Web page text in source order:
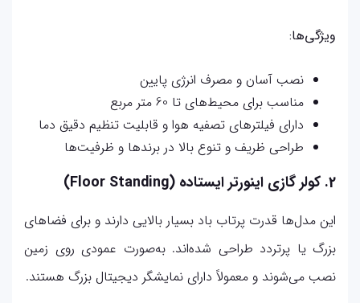
ویژگی‌ها:
نصب آسان و مصرف انرژی پایین
مناسب برای محیط‌های تا 60 متر مربع
دارای فیلترهای تصفیه هوا و قابلیت تنظیم دقیق دما
طراحی ظریف و تنوع بالا در برندها و ظرفیت‌ها
2. کولر گازی اینورتر ایستاده (Floor Standing)
این مدل‌ها قدرت پرتاب باد بسیار بالایی دارند و برای فضاهای
بزرگ یا پرتردد طراحی شده‌اند. به‌صورت عمودی روی زمین
نصب می‌شوند و معمولاً دارای نمایشگر دیجیتال بزرگ هستند.